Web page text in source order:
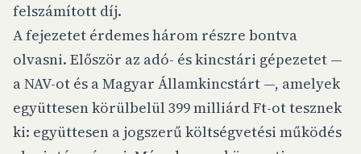
felszámított díj.
A fejezetet érdemes három részre bontva
olvasni. Először az adó- és kincstári gépezetet —
a NAV-ot és a Magyar Államkincstárt —, amelyek
együttesen körülbelül 399 milliárd Ft-ot tesznek
ki: együttesen a jogszerű költségvetési működés